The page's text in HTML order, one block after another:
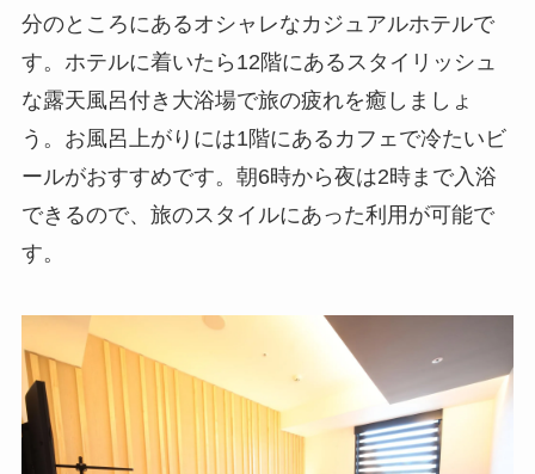
分のところにあるオシャレなカジュアルホテルで
す。ホテルに着いたら12階にあるスタイリッシュ
な露天風呂付き大浴場で旅の疲れを癒しましょ
う。お風呂上がりには1階にあるカフェで冷たいビ
ールがおすすめです。朝6時から夜は2時まで入浴
できるので、旅のスタイルにあった利用が可能で
す。